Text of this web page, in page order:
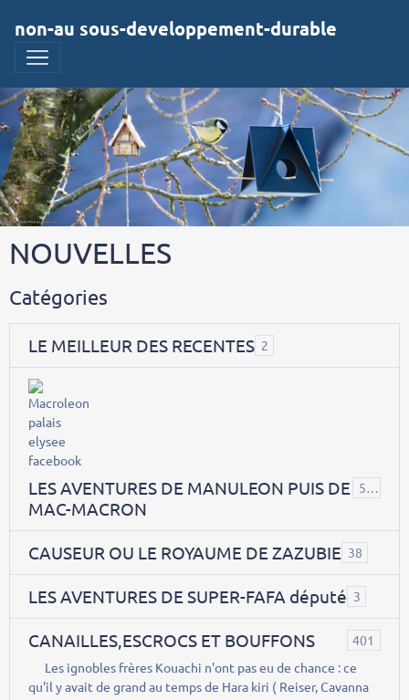
non-au sous-developpement-durable
NOUVELLES
Catégories
LE MEILLEUR DES RECENTES 2
LES AVENTURES DE MANULEON PUIS DE
MAC-MACRON
543
CAUSEUR OU LE ROYAUME DE ZAZUBIE 38
LES AVENTURES DE SUPER-FAFA député 3
CANAILLES,ESCROCS ET BOUFFONS
401
Les ignobles frères Kouachi n'ont pas eu de chance : ce
qu'il y avait de grand au temps de Hara kiri ( Reiser, Cavanna